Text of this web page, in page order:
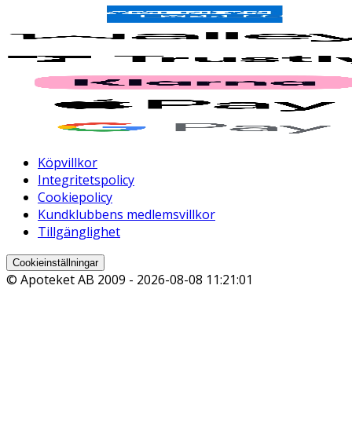
Köpvillkor
Integritetspolicy
Cookiepolicy
Kundklubbens medlemsvillkor
Tillgänglighet
Cookieinställningar
© Apoteket AB 2009 - 2026-08-08 11:21:01